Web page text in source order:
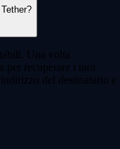
Una volta
per recuperare i tuoi
del destinatario e